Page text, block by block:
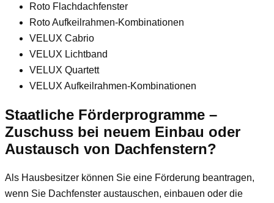
Roto Flachdachfenster
Roto Aufkeilrahmen-Kombinationen
VELUX Cabrio
VELUX Lichtband
VELUX Quartett
VELUX Aufkeilrahmen-Kombinationen
Staatliche Förderprogramme –
Zuschuss bei neuem Einbau oder
Austausch von Dachfenstern?
Als Hausbesitzer können Sie eine Förderung beantragen,
wenn Sie Dachfenster austauschen, einbauen oder die